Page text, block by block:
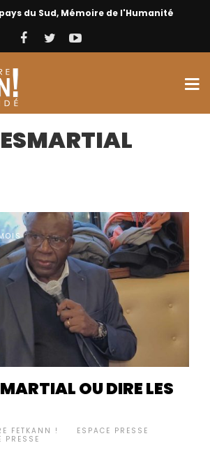
du Sud, Mémoire de l'Humanité
OU DIRE LES
FETKANN ! ESPACE PRESSE
PRESSE